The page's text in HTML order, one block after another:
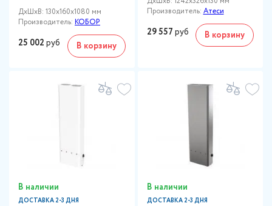
ДxШxВ: 130x160x1080 мм
Производитель: КОБОР
25 002 руб В корзину
Производитель: Атеси
29 557 руб В корзину
В наличии
ДОСТАВКА 2-3 ДНЯ
В наличии
ДОСТАВКА 2-3 ДНЯ